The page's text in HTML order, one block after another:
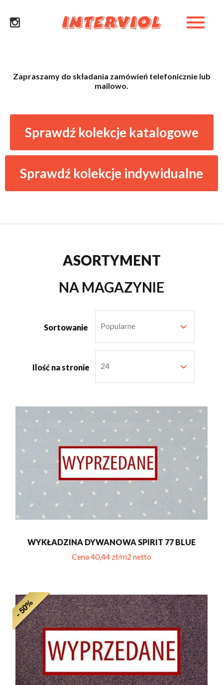
Zapraszamy do składania zamówień telefonicznie lub
mailowo.
Sprawdź kolekcje katalogowe
Sprawdź kolekcje indywidualne
ASORTYMENT
NA MAGAZYNIE
Sortowanie Popularne
Ilość na stronie 24
WYKŁADZINA DYWANOWA SPIRIT 77 BLUE
Cena 40,44 zł/m2 netto
- 50%